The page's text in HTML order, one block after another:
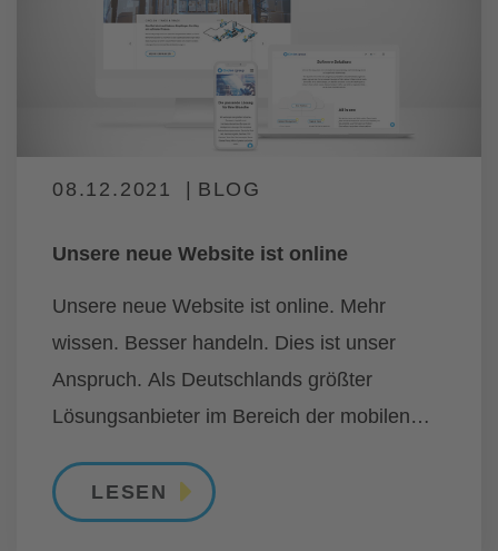
08.12.2021 BLOG
Unsere neue Website ist online
Unsere neue Website ist online. Mehr
wissen. Besser handeln. Dies ist unser
Anspruch. Als Deutschlands größter
Lösungsanbieter im Bereich der mobilen
Dienstleistungen immer am Puls der Zeit
ausgerichtet. Dabei stehen unsere Kunden
LESEN